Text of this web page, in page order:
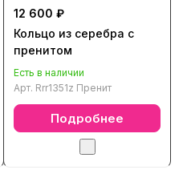
12 600 ₽
Кольцо из серебра с
пренитом
Есть в наличии
Арт. Rrr1351z Пренит
Подробнее